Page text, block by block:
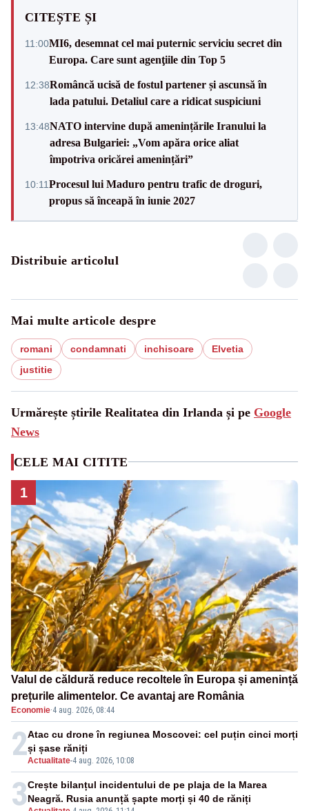
CITEȘTE ȘI
11:00MI6, desemnat cel mai puternic serviciu secret din
Europa. Care sunt agenţiile din Top 5
12:38Româncă ucisă de fostul partener și ascunsă în
lada patului. Detaliul care a ridicat suspiciuni
13:48NATO intervine după amenințările Iranului la
adresa Bulgariei: „Vom apăra orice aliat
împotriva oricărei amenințări”
10:11Procesul lui Maduro pentru trafic de droguri,
propus să înceapă în iunie 2027
Distribuie articolul
Mai multe articole despre
romani condamnati inchisoare
Elvetia
justitie
Urmărește știrile Realitatea din Irlanda și pe Google
News
CELE MAI CITITE
1
Valul de căldură reduce recoltele în Europa și amenință
prețurile alimentelor. Ce avantaj are România
Economie·4 aug. 2026, 08:44
2Actualitate-4 aug. 2026, 10:08
Atac cu drone în regiunea Moscovei: cel puțin cinci morți
și șase răniți
3Crește bilanțul incidentului de pe plaja de la Marea
Neagră. Rusia anunță șapte morți și 40 de răniți